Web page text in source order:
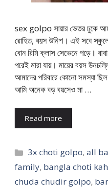
sex golpo সায়ার ভেতর ঢুকে
রোহিত, বয়স উনিশ। এই সবে
বোন রিমি ক্লাস সেভেনে পড়ে।
পরেই মারা যায়। মায়ের বয়স
আমাদের পরিবারে কোনো সমস্যা
আমি অনেক বড় বয়সেও মা …
Read more
Categories
3x choti golpo,all
family, bangla choti
chuda chudir golpo,